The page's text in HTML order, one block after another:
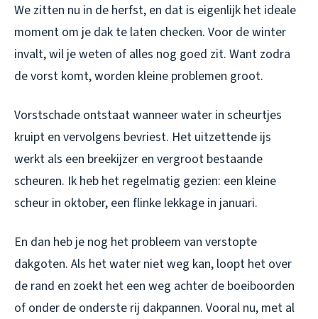
We zitten nu in de herfst, en dat is eigenlijk het ideale
moment om je dak te laten checken. Voor de winter
invalt, wil je weten of alles nog goed zit. Want zodra
de vorst komt, worden kleine problemen groot.
Vorstschade ontstaat wanneer water in scheurtjes
kruipt en vervolgens bevriest. Het uitzettende ijs
werkt als een breekijzer en vergroot bestaande
scheuren. Ik heb het regelmatig gezien: een kleine
scheur in oktober, een flinke lekkage in januari.
En dan heb je nog het probleem van verstopte
dakgoten. Als het water niet weg kan, loopt het over
de rand en zoekt het een weg achter de boeiboorden
of onder de onderste rij dakpannen. Vooral nu, met al